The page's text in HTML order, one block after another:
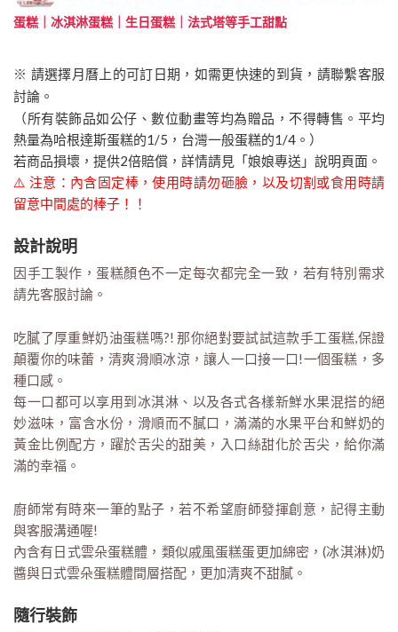
蛋糕｜冰淇淋蛋糕｜生日蛋糕｜法式塔等手工甜點
※ 請選擇月曆上的可訂日期，如需更快速的到貨，請聯繫客服
討論。
（所有裝飾品如公仔、數位動畫等均為贈品，不得轉售。平均
熱量為哈根達斯蛋糕的1/5，台灣一般蛋糕的1/4。）
若商品損壞，提供2倍賠償，詳情請見「娘娘專送」說明頁面。
⚠️ 注意：內含固定棒，使用時請勿砸臉，以及切割或食用時請
留意中間處的棒子！！
設計說明
因手工製作，蛋糕顏色不一定每次都完全一致，若有特別需求
請先客服討論。
吃膩了厚重鮮奶油蛋糕嗎?! 那你絕對要試試這款手工蛋糕,保證
顛覆你的味蕾，清爽滑順冰涼，讓人一口接一口!一個蛋糕，多
種口感。
每一口都可以享用到冰淇淋、以及各式各樣新鮮水果混搭的絕
妙滋味，富含水份，滑順而不膩口，滿滿的水果平台和鮮奶的
黃金比例配方，躍於舌尖的甜美，入口絲甜化於舌尖，給你滿
滿的幸福。
廚師常有時來一筆的點子，若不希望廚師發揮創意，記得主動
與客服溝通喔!
內含有日式雲朵蛋糕體，類似戚風蛋糕蛋更加綿密，(冰淇淋)奶
醬與日式雲朵蛋糕體間層搭配，更加清爽不甜膩。
隨行裝飾